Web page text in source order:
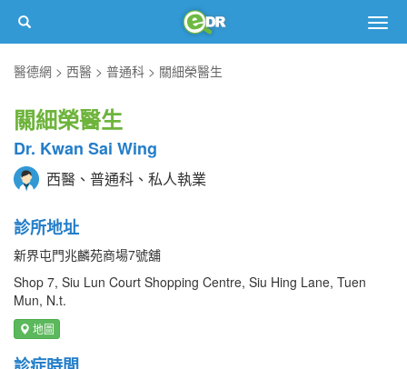
醫德網
西醫 普通科 關細榮醫生
關細榮醫生
Dr. Kwan Sai Wing
西醫、普通科、私人執業
診所地址
新界屯門兆麟苑商場7號舖
Shop 7, Siu Lun Court Shopping Centre, Siu Hing Lane, Tuen
Mun, N.t.
地圖